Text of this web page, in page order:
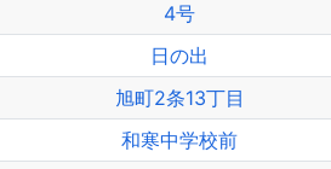
4号
日の出
旭町2条13丁目
和寒中学校前